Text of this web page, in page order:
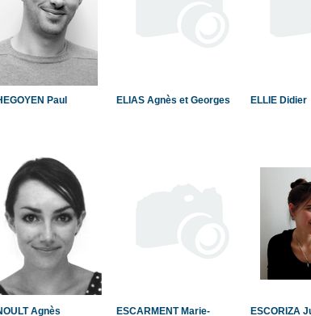
Paul ELIAS Agnès et Georges ELLIE Didier
Agnès
ESCARMENT Marie-
ESCORIZA